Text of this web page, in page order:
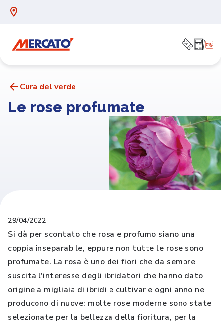
Cura del verde
Le rose profumate
29/04/2022
Si dà per scontato che rosa e profumo siano una
coppia inseparabile, eppure non tutte le rose sono
profumate. La rosa è uno dei fiori che da sempre
suscita l'interesse degli ibridatori che hanno dato
origine a migliaia di ibridi e cultivar e ogni anno ne
producono di nuove: molte rose moderne sono state
selezionate per la bellezza della fioritura, per la